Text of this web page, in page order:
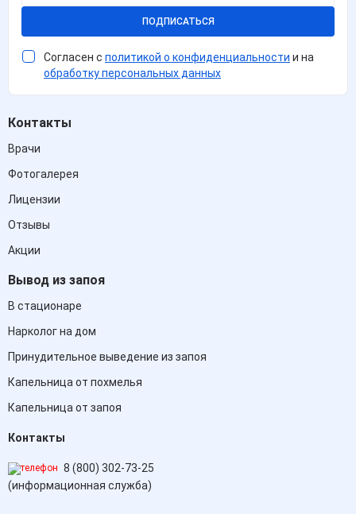
ПОДПИСАТЬСЯ
Согласен с политикой о конфиденциальности и на
обработку персональных данных
Контакты
Врачи
Фотогалерея
Лицензии
Отзывы
Акции
Вывод из запоя
В стационаре
Нарколог на дом
Принудительное выведение из запоя
Капельница от похмелья
Капельница от запоя
Контакты
8 (800) 302-73-25
(информационная служба)